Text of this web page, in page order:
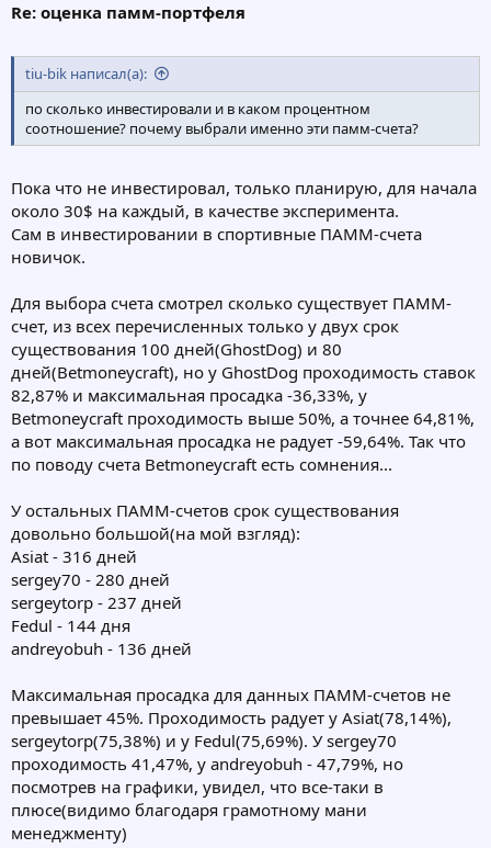
Re: оценка памм-портфеля
tiu-bik написал(а):
по сколько инвестировали и в каком процентном
соотношение? почему выбрали именно эти памм-счета?
Пока что не инвестировал, только планирую, для начала
около 30$ на каждый, в качестве эксперимента.
Сам в инвестировании в спортивные ПАММ-счета
новичок.
Для выбора счета смотрел сколько существует ПАММ-
счет, из всех перечисленных только у двух срок
существования 100 дней(GhostDog) и 80
дней(Betmoneycraft), но у GhostDog проходимость ставок
82,87% и максимальная просадка -36,33%, у
Betmoneycraft проходимость выше 50%, а точнее 64,81%,
а вот максимальная просадка не радует -59,64%. Так что
по поводу счета Betmoneycraft есть сомнения...
У остальных ПАММ-счетов срок существования
довольно большой(на мой взгляд):
Asiat - 316 дней
sergey70 - 280 дней
sergeytorp - 237 дней
Fedul - 144 дня
andreyobuh - 136 дней
Максимальная просадка для данных ПАММ-счетов не
превышает 45%. Проходимость радует у Asiat(78,14%),
sergeytorp(75,38%) и у Fedul(75,69%). У sergey70
проходимость 41,47%, у andreyobuh - 47,79%, но
посмотрев на графики, увидел, что все-таки в
плюсе(видимо благодаря грамотному мани
менеджменту)